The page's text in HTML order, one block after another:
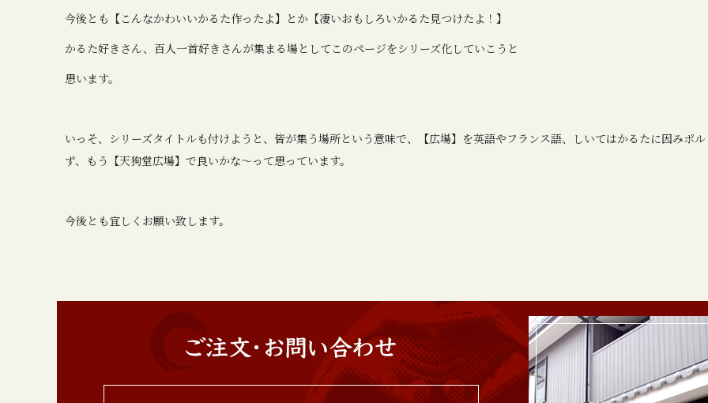
今後とも【こんなかわいいかるた作ったよ】とか【凄いおもしろいかるた見つけたよ！】
かるた好きさん、百人一首好きさんが集まる場としてこのページをシリーズ化していこうと
思います。
いっそ、シリーズタイトルも付けようと、皆が集う場所という意味で、【広場】を英語やフランス語、しいてはかるたに因みポ
ず、もう【天狗堂広場】で良いかな～って思っています。
今後とも宜しくお願い致します。